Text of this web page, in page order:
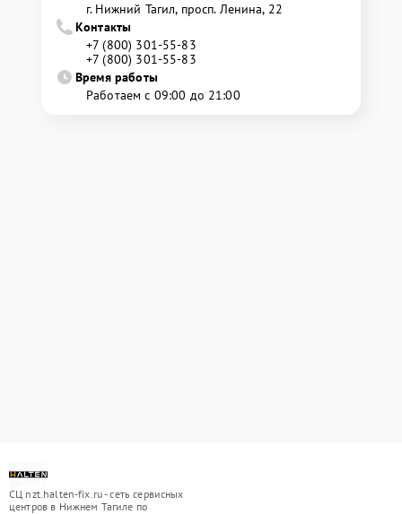
г. Нижний Тагил, просп. Ленина, 22
Контакты
+7 (800) 301-55-83
+7 (800) 301-55-83
Время работы
Работаем с 09:00 до 21:00
СЦ nzt.halten-fix.ru - сеть сервисных
центров в Нижнем Тагиле по